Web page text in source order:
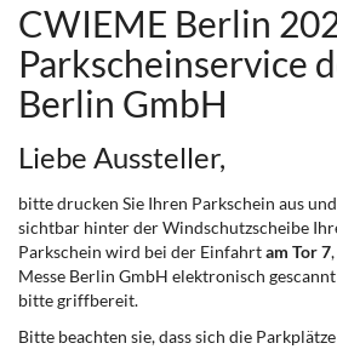
CWIEME Berlin
Parkscheinservice
Berlin GmbH
Liebe Aussteller,
bitte drucken Sie Ihren Parkschein aus
sichtbar hinter der Windschutzscheibe
Parkschein wird bei der Einfahrtam Tor 7
Messe Berlin GmbH elektronisch
bitte griffbereit.
Bitte beachten sie, dass sich die